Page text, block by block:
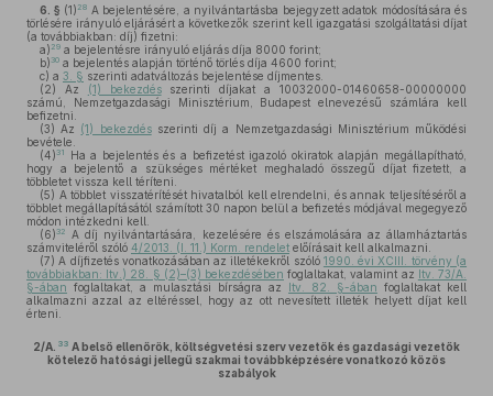
6. § (1) 28 A bejelentésére, a nyilvántartásba bejegyzett adatok módosítására és
törlésére irányuló eljárásért a következők szerint kell igazgatási szolgáltatási díjat
(a továbbiakban: díj) fizetni:
a) 29 a bejelentésre irányuló eljárás díja 8000 forint;
b) 30 a bejelentés alapján történő törlés díja 4600 forint;
c) a 3. § szerinti adatváltozás bejelentése díjmentes.
(2) Az (1) bekezdésszerinti díjakat a 10032000-01460658-00000000
számú, Nemzetgazdasági Minisztérium, Budapest elnevezésű számlára kell
befizetni.
(3) Az (1) bekezdésszerinti díj a Nemzetgazdasági Minisztérium működési
bevétele.
(4) 31
Ha a bejelentés és a befizetést igazoló okiratok alapján megállapítható,
hogy a bejelentő a szükséges mértéket meghaladó összegű díjat fizetett, a
többletet vissza kell téríteni.
(5) A többlet visszatérítését hivatalból kell elrendelni, és annak teljesítéséről a
többlet megállapításától számított 30 napon belül a befizetés módjával megegyező
módon intézkedni kell.
(6) 32
A díj nyilvántartására, kezelésére és elszámolására az államháztartás
számviteléről szóló 4/2013. (I. 11.) Korm. rendelet előírásait kell alkalmazni.
(7) A díjfizetés vonatkozásában az illetékekről szóló 1990. évi XCIII. törvény (a
továbbiakban: Itv.) 28. § (2)–(3) bekezdésében foglaltakat, valamint az Itv. 73/A.
§-ában foglaltakat, a mulasztási bírságra az Itv. 82. §-ában foglaltakat kell
alkalmazni azzal az eltéréssel, hogy az ott nevesített illeték helyett díjat kell
érteni.
2/A. 33 A belső ellenőrök, költségvetési szerv vezetők és gazdasági vezetők
kötelező hatósági jellegű szakmai továbbképzésére vonatkozó közös
szabályok